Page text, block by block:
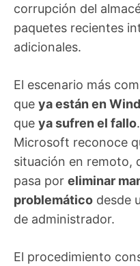
corrupción del
paquetes recientes
adicionales.
El escenario más
que ya están en
que ya sufren el fallo
Microsoft reconoce
situación en remoto,
pasa por eliminar
problemático desde
de administrador.
El procedimiento